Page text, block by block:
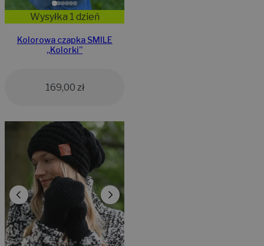
Wysyłka 1 dzień
Kolorowa czapka SMILE
„Kolorki”
169,00 zł